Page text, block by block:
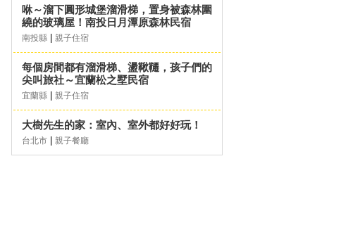
咻～溜下圓形城堡溜滑梯，置身被森林圍
繞的玻璃屋！南投日月潭原森林民宿
南投縣 親子住宿
每個房間都有溜滑梯、盪鞦韆，孩子們的
尖叫旅社～宜蘭松之墅民宿
宜蘭縣 親子住宿
大樹先生的家：室內、室外都好好玩！
台北市 親子餐廳